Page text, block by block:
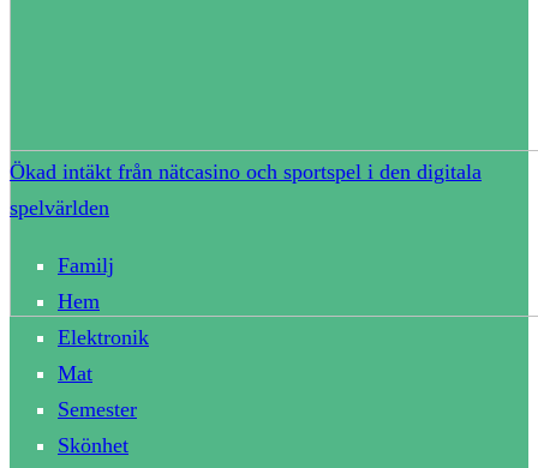
Ökad intäkt från nätcasino och sportspel i den digitala
spelvärlden
Familj
Hem
Elektronik
Mat
Semester
Skönhet